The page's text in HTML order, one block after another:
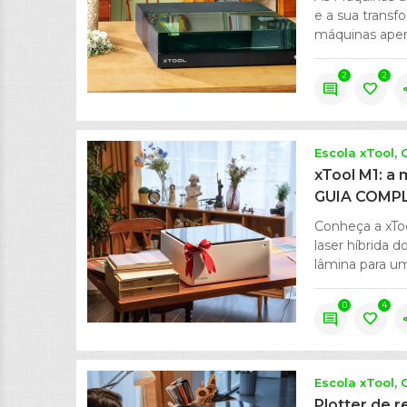
e a sua
máquinas
comment
2
favorite
2
Escola xTool
xTool M1: a
GUIA
Conheça a
laser híbrida
lâmina para
comment
0
favorite
4
Escola xTool